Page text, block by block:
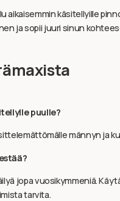
aikaisemmin käsitellyille
ja sopii juuri sinun
puulle?
männyn ja
jopa vuosikymmeniä.
tarvita.